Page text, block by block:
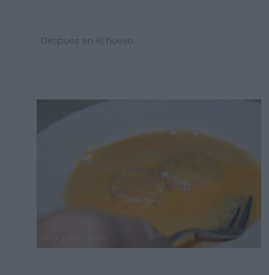
Después en el huevo.